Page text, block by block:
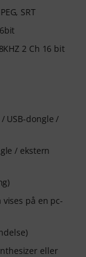
SRT
2 Ch 16 bit
USB-dongle /
/ ekstern
på en pc-
eller